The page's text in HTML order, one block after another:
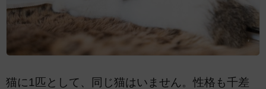
猫に1匹として、同じ猫はいません。性格も千差